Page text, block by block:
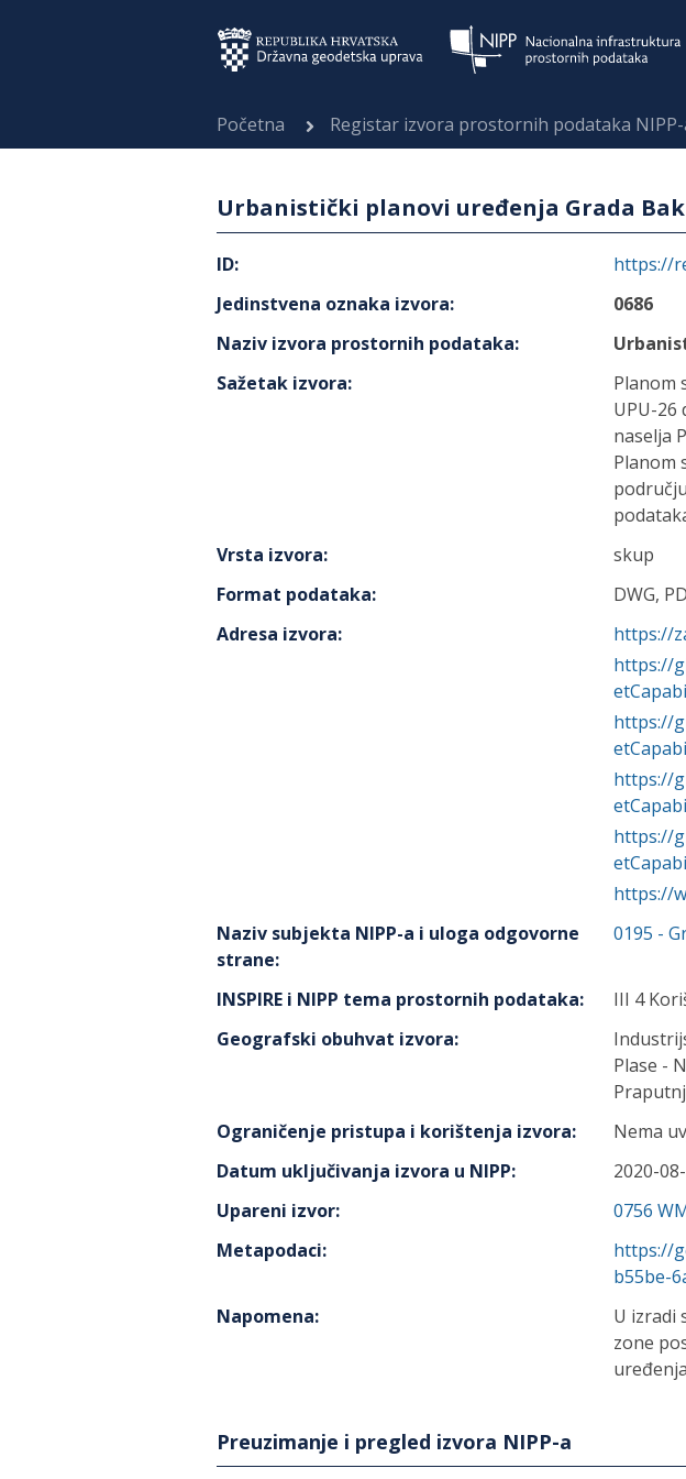
Početna Registar izvora prostornih podataka
Urbanistički planovi uređenja Grada
ID:
https://
Jedinstvena oznaka izvora:
0686
Naziv izvora prostornih podataka:
Sažetak izvora:
Planom
UPU-26
naselja
Planom
Vrsta izvora:
skup
Format podataka:
DWG,
Adresa izvora:
https://
https://
https://
https://
https://
https://
Naziv subjekta NIPP-a i uloga odgovorne
strane:
0195 -
INSPIRE i NIPP tema prostornih podataka:
III 4
Geografski obuhvat izvora:
Plase -
Ograničenje pristupa i korištenja izvora:
Nema
Datum uključivanja izvora u NIPP:
2020-
Upareni izvor: 0756
Metapodaci:
https://
b55be-
Napomena:
U izradi
zone
Preuzimanje i pregled izvora NIPP-a